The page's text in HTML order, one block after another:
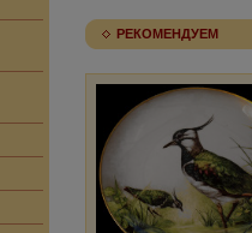
РЕКОМЕНДУЕМ